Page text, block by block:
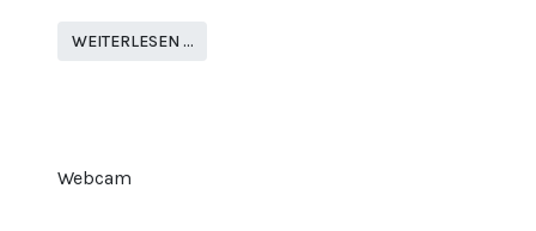
WEITERLESEN …
Webcam